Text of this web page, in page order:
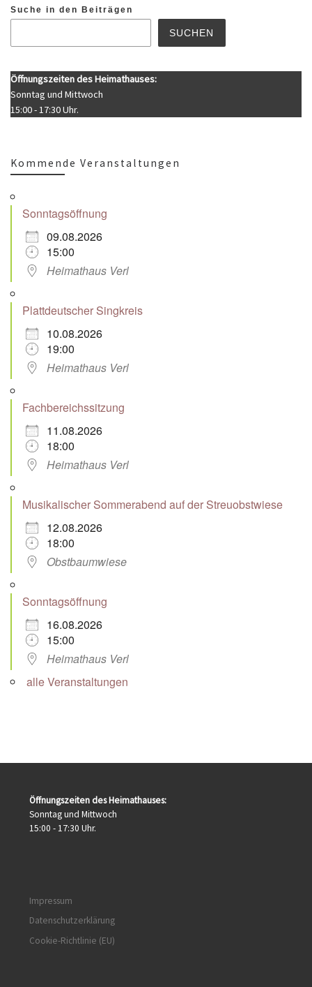
Suche in den Beiträgen
SUCHEN
Öffnungszeiten des Heimathauses:
Sonntag und Mittwoch
15:00 - 17:30 Uhr.
Kommende Veranstaltungen
Sonntagsöffnung
09.08.2026
15:00
Heimathaus Verl
Plattdeutscher Singkreis
10.08.2026
19:00
Heimathaus Verl
Fachbereichssitzung
11.08.2026
18:00
Heimathaus Verl
Musikalischer Sommerabend auf der Streuobstwiese
12.08.2026
18:00
Obstbaumwiese
Sonntagsöffnung
16.08.2026
15:00
Heimathaus Verl
alle Veranstaltungen
Öffnungszeiten des Heimathauses:
Sonntag und Mittwoch
15:00 - 17:30 Uhr.
Impressum
Datenschutzerklärung
Cookie-Richtlinie (EU)